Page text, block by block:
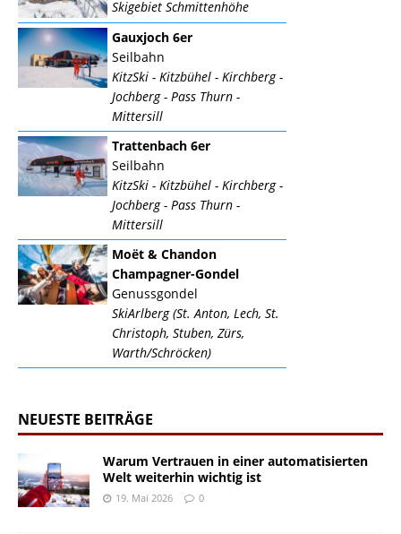
Skigebiet Schmittenhöhe
Gauxjoch 6er
Seilbahn
KitzSki - Kitzbühel - Kirchberg -
Jochberg - Pass Thurn -
Mittersill
Trattenbach 6er
Seilbahn
KitzSki - Kitzbühel - Kirchberg -
Jochberg - Pass Thurn -
Mittersill
Moët & Chandon
Champagner-Gondel
Genussgondel
SkiArlberg (St. Anton, Lech, St.
Christoph, Stuben, Zürs,
Warth/Schröcken)
NEUESTE BEITRÄGE
Warum Vertrauen in einer automatisierten
Welt weiterhin wichtig ist
19. Mai 2026 0